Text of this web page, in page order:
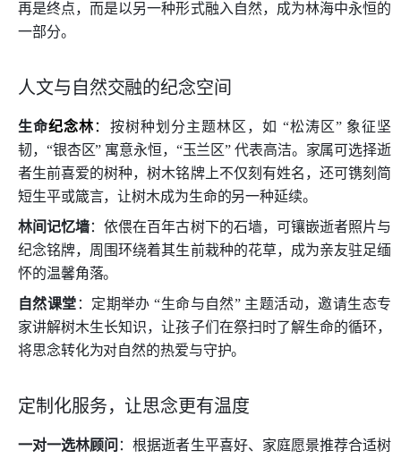
再是终点，而是以另一种形式融入自然，成为林海中永恒的
一部分。
人文与自然交融的纪念空间
生命纪念林： 按树种划分主题林区，如 “松涛区” 象征坚
韧，“银杏区” 寓意永恒，“玉兰区” 代表高洁。家属可选择逝
者生前喜爱的树种，树木铭牌上不仅刻有姓名，还可镌刻简
短生平或箴言，让树木成为生命的另一种延续。
林间记忆墙：依偎在百年古树下的石墙，可镶嵌逝者照片与
纪念铭牌，周围环绕着其生前栽种的花草，成为亲友驻足缅
怀的温馨角落。
自然课堂 ：定期举办 “生命与自然” 主题活动，邀请生态专
家讲解树木生长知识，让孩子们在祭扫时了解生命的循环，
将思念转化为对自然的热爱与守护。
定制化服务，让思念更有温度
一对一选林顾问 ：根据逝者生平喜好、家庭愿景推荐合适树